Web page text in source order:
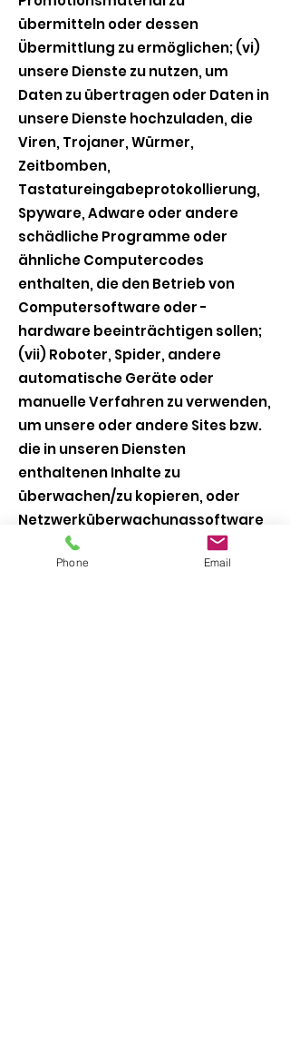
übermitteln oder dessen
Übermittlung zu ermöglichen; (vi)
unsere Dienste zu nutzen, um
Daten zu übertragen oder Daten in
unsere Dienste hochzuladen, die
Viren, Trojaner, Würmer,
Zeitbomben,
Tastatureingabeprotokollierung,
Spyware, Adware oder andere
schädliche Programme oder
ähnliche Computercodes
enthalten, die den Betrieb von
Computersoftware oder -
hardware beeinträchtigen sollen;
(vii) Roboter, Spider, andere
automatische Geräte oder
manuelle Verfahren zu verwenden,
um unsere oder andere Sites bzw.
die in unseren Diensten
enthaltenen Inhalte zu
überwachen/zu kopieren, oder
Netzwerküberwachungssoftware
zu verwenden, um die Architektur
unserer Dienste zu ermitteln oder
Phone Email